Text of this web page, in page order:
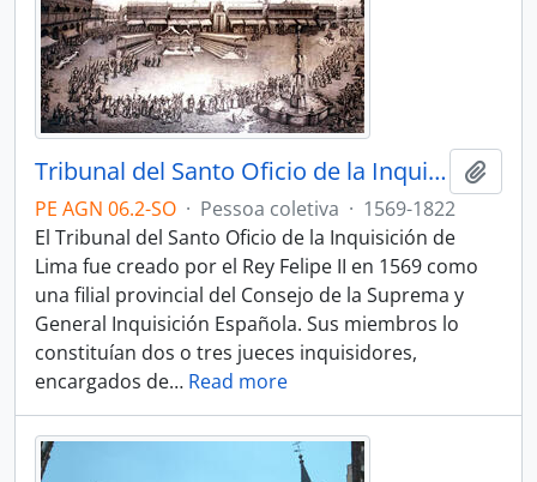
Tribunal del Santo Oficio de la Inquisición de Lima
PE AGN 06.2-SO · Pessoa coletiva · 1569-1822
El Tribunal del Santo Oficio de la Inquisición de
Lima fue creado por el Rey Felipe II en 1569 como
una filial provincial del Consejo de la Suprema y
General Inquisición Española. Sus miembros lo
constituían dos o tres jueces inquisidores,
encargados de… Read more